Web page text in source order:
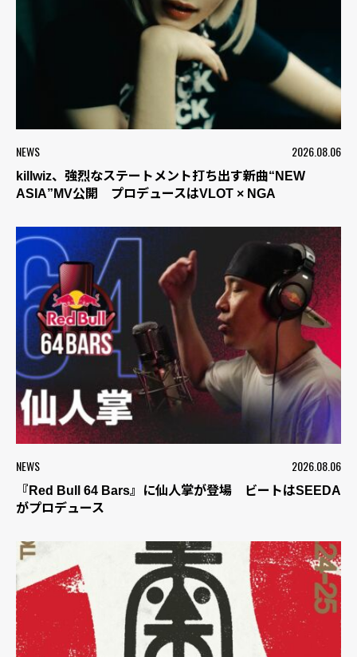
NEWS 2026.08.06
killwiz、強烈なステートメント打ち出す新曲“NEW
ASIA”MV公開 プロデュースはVLOT × NGA
NEWS 2026.08.06
『Red Bull 64 Bars』に仙人掌が登場 ビートはSEEDA
がプロデュース